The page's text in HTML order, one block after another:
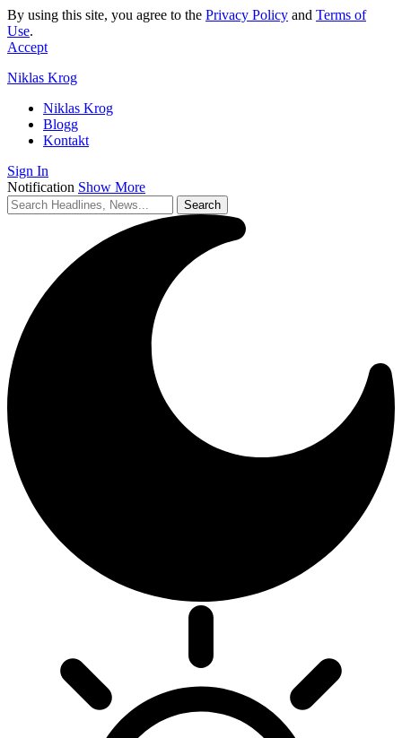
By using this site, you agree to the Privacy Policy and Terms of
Use.
Accept
Niklas Krog
Niklas Krog
Blogg
Kontakt
Sign In
Notification Show More